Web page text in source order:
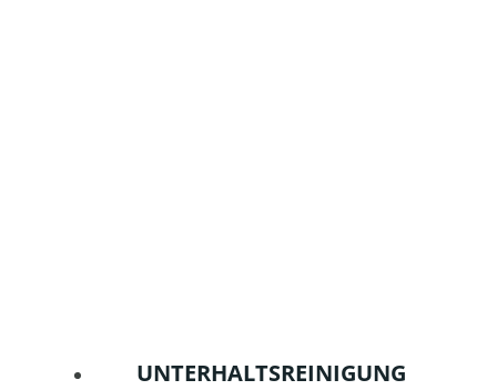
UNTERHALTSREINIGUNG